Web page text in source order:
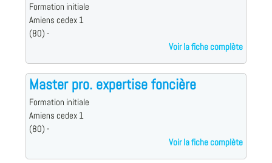
Formation initiale
Amiens cedex 1
(80) -
Voir la fiche complète
Master pro. expertise foncière
Formation initiale
Amiens cedex 1
(80) -
Voir la fiche complète